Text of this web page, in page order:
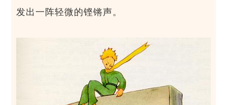
发出一阵轻微的铿锵声。